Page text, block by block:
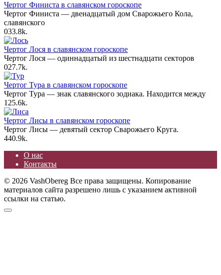
Чертог Финиста в славянском гороскопе
Чертог Финиста — двенадцатый дом Сварожьего Кола,
славянского
033.8k.
Чертог Лося в славянском гороскопе
Чертог Лося — одиннадцатый из шестнадцати секторов
027.7k.
Чертог Тура в славянском гороскопе
Чертог Тура — знак славянского зодиака. Находится между
1 25.6k.
Чертог Лисы в славянском гороскопе
Чертог Лисы — девятый сектор Сварожьего Круга.
440.9k.
О нас
Контакты
© 2026 VashObereg Все права защищены. Копирование
материалов сайта разрешено лишь с указанием активной
ссылки на статью.